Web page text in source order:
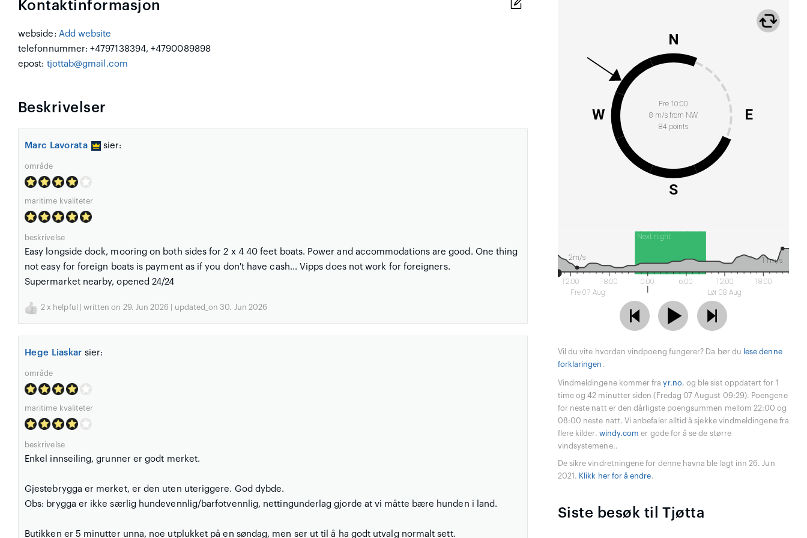
Kontaktinformasjon
webside: Add website
telefonnummer: +4797138394, +4790089898
epost: tjottab@gmail.com
Beskrivelser
Marc Lavorata sier:
område
maritime kvaliteter
beskrivelse
Easy longside dock, mooring on both sides for 2 x 4 40 feet boats. Power and accommodations are good. One thing
not easy for foreign boats is payment as if you don't have cash... Vipps does not work for foreigners.
Supermarket nearby, opened 24/24
2 x helpful | written on 29. Jun 2026 | updated_on 30. Jun 2026
Hege Liaskar sier:
område
maritime kvaliteter
beskrivelse
Enkel innseiling, grunner er godt merket.
Gjestebrygga er merket, er den uten uteriggere. God dybde.
Obs: brygga er ikke særlig hundevennlig/barfotvennlig, nettingunderlag gjorde at vi måtte bære hunden i land.
Butikken er 5 minutter unna, noe utplukket på en søndag, men ser ut til å ha godt utvalg normalt sett.
Fre 10:00
8 m/s from NW
84 points
N
E
S
W
Next night
12:00
Fre 07 Aug
18:00 0:00 6:00
12:00
Lør 08 Aug
18:00
11m/s
2m/s
Vil du vite hvordan vindpoeng fungerer? Da bør du lese denne
forklaringen .
Vindmeldingene kommer frayr.no, og ble sist oppdatert for 1
time og 42 minutter siden (Fredag 07 August 09:29). Poengene
for neste natt er den dårligste poengsummen mellom 22:00 og
08:00 neste natt. Vi anbefaler alltid å sjekke vindmeldingene fra
flere kilder. windy.com er gode for å se de større
vindsystemene..
De sikre vindretningene for denne havna ble lagt inn 26. Jun
2021. Klikk her for å endre.
Siste besøk til Tjøtta